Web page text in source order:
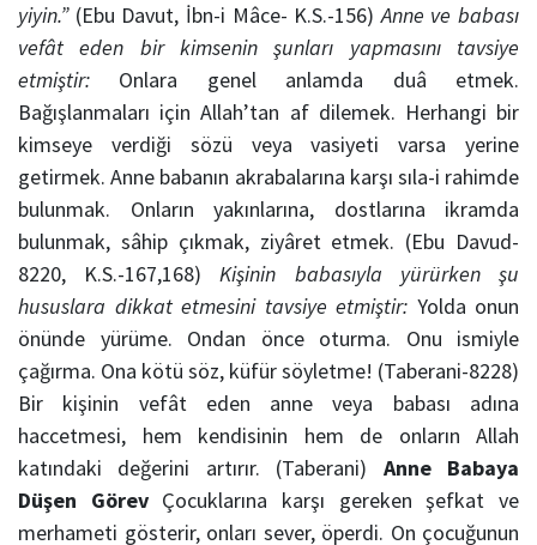
yiyin.”(Ebu Davut, İbn-i Mâce- K.S.-156)Anne ve babası
vefât eden bir kimsenin şunları yapmasını tavsiye
etmiştir: Onlara genel anlamda duâ etmek.
Bağışlanmaları için Allah’tan af dilemek. Herhangi bir
kimseye verdiği sözü veya vasiyeti varsa yerine
getirmek. Anne babanın akrabalarına karşı sıla-i rahimde
bulunmak. Onların yakınlarına, dostlarına ikramda
bulunmak, sâhip çıkmak, ziyâret etmek. (Ebu Davud-
8220, K.S.-167,168)Kişinin babasıyla yürürken şu
hususlara dikkat etmesini tavsiye etmiştir: Yolda onun
önünde yürüme. Ondan önce oturma. Onu ismiyle
çağırma. Ona kötü söz, küfür söyletme! (Taberani-8228)
Bir kişinin vefât eden anne veya babası adına
haccetmesi, hem kendisinin hem de onların Allah
katındaki değerini artırır. (Taberani) Anne Babaya
Düşen GörevÇocuklarına karşı gereken şefkat ve
merhameti gösterir, onları sever, öperdi. On çocuğunun